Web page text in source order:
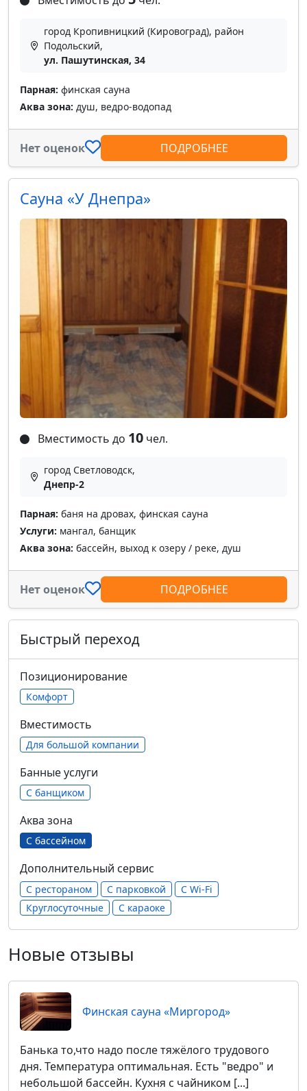
город Кропивницкий (Кировоград), район
Подольский,
ул. Пашутинская, 34
Парная: финская сауна
Аква зона: душ, ведро-водопад
Нет оценок ПОДРОБНЕЕ
Сауна «У Днепра»
Вместимость до 10 чел.
город Светловодск,
Днепр-2
Парная: баня на дровах, финская сауна
Услуги: мангал, банщик
Аква зона: бассейн, выход к озеру / реке, душ
Нет оценок ПОДРОБНЕЕ
Быстрый переход
Позиционирование
Комфорт
Вместимость
Для большой компании
Банные услуги
С банщиком
Аква зона
С бассейном
Дополнительный сервис
С рестораном С парковкой
С Wi-Fi
Круглосуточные
С караоке
Новые отзывы
Финская сауна «Миргород»
Банька то,что надо после тяжёлого трудового
дня. Температура оптимальная. Есть "ведро" и
небольшой бассейн. Кухня с чайником [...]